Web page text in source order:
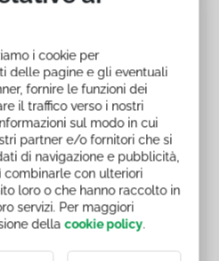
del settore
tra i più impegnati
ambientale,
su idee e iniziative da
alla crescita e allo
.
del Trasporto e
i cookie per
delle pagine e gli eventuali
fornire le funzioni dei
il traffico verso i nostri
sul modo in cui
partner e/o fornitori che si
di navigazione e pubblicità,
con ulteriori
loro o che hanno raccolto in
servizi. Per maggiori
dellacookie policy.